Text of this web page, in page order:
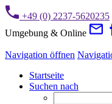
+49 (0) 2237-5620235
Umgebung & Online
Navigation öffnen
Startseite
Suchen nach